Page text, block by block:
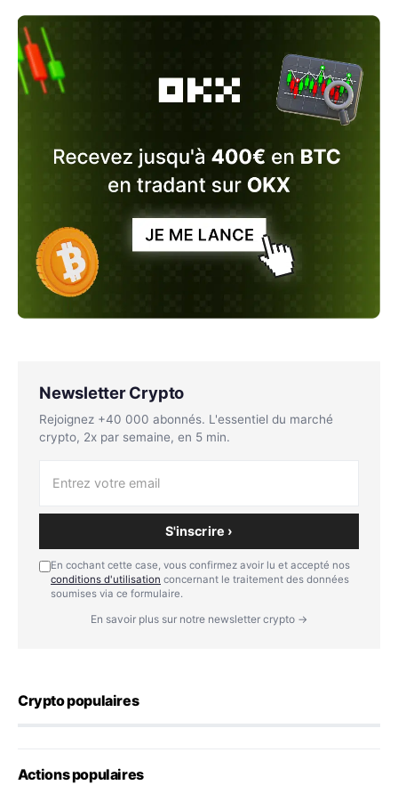
Newsletter Crypto
Rejoignez +40 000 abonnés. L'essentiel du marché
crypto, 2x par semaine, en 5 min.
S'inscrire ›
En cochant cette case, vous confirmez avoir lu et accepté nos
conditions d'utilisation concernant le traitement des données
soumises via ce formulaire.
En savoir plus sur notre newsletter crypto →
Crypto populaires
Actions populaires